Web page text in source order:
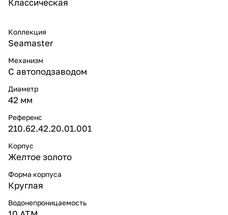
Коллекция
Seamaster
Механизм
С автоподзаводом
Диаметр
42 мм
Референс
210.62.42.20.01.001
Корпус
Желтое золото
Форма корпуса
Круглая
Водонепроницаемость